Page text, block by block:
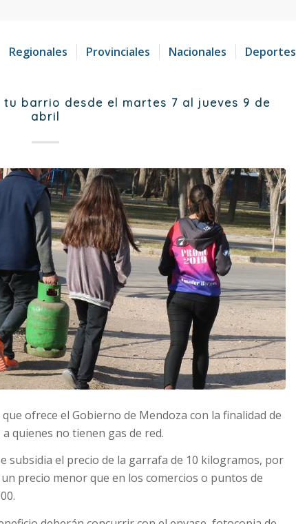
Regionales Provinciales Nacionales Deportes
barrio desde el martes 7 al jueves 9 de
abril
ofrece el Gobierno de Mendoza con la finalidad de
quienes no tienen gas de red.
subsidia el precio de la garrafa de 10 kilogramos, por
precio menor que en los comercios o puntos de